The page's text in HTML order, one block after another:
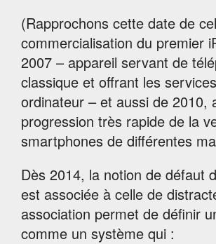
(Rapprochons cette date de
commercialisation du premier
2007 – appareil servant de
classique et offrant les
ordinateur – et aussi de 2010,
progression très rapide de la
smartphones de différentes
Dès 2014, la notion de défaut
est associée à celle de
association permet de définir
comme un système qui :